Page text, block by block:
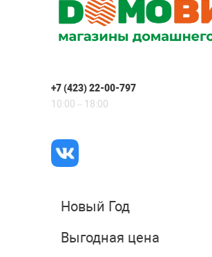
+7 (423) 22-00-797
10:00 – 18:00
Новый Год
Выгодная цена